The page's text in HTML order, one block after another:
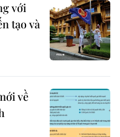
với
tạo và
về